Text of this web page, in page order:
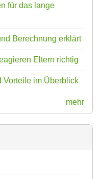
für das lange
Berechnung erklärt
Eltern richtig
Vorteile im Überblick
mehr